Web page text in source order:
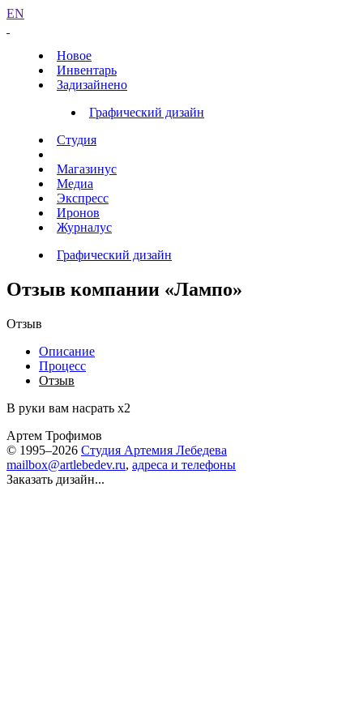
EN
Новое
Инвентарь
Задизайнено
Графический дизайн
Студия
Магазинус
Медиа
Экспресс
Иронов
Журналус
Графический дизайн
Отзыв компании «Лампо»
Отзыв
Описание
Процесс
Отзыв
В руки вам насрать х2
Артем Трофимов
© 1995–2026 Студия Артемия Лебедева
mailbox@artlebedev.ru, адреса и телефоны
Заказать дизайн...